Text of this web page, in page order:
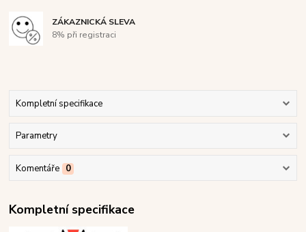
ZÁKAZNICKÁ SLEVA
8% při registraci
Kompletní specifikace
Parametry
Komentáře 0
Kompletní specifikace